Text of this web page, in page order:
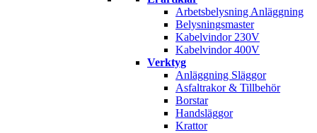
Arbetsbelysning Anläggning
Belysningsmaster
Kabelvindor 230V
Kabelvindor 400V
Verktyg
Anläggning Släggor
Asfaltrakor & Tillbehör
Borstar
Handsläggor
Krattor